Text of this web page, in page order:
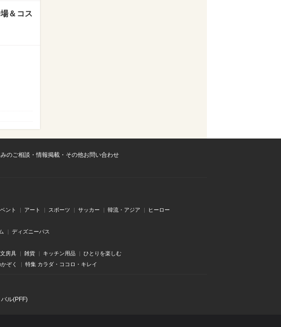
＆コス
のご相談・情報掲載・その他お問い合わせ
ント アート スポーツ サッカー 韓流・アジア ヒーロー
ディズニーパス
文房具 雑貨 キッチン用品 ひとりを楽しむ
ぞく 特集 カラダ・ココロ・キレイ
ル(PFF)